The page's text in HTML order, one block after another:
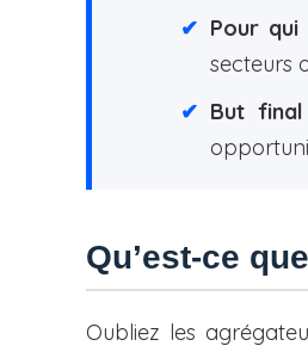
Pour qui
secteurs
But final
Qu’est-ce
Oubliez les